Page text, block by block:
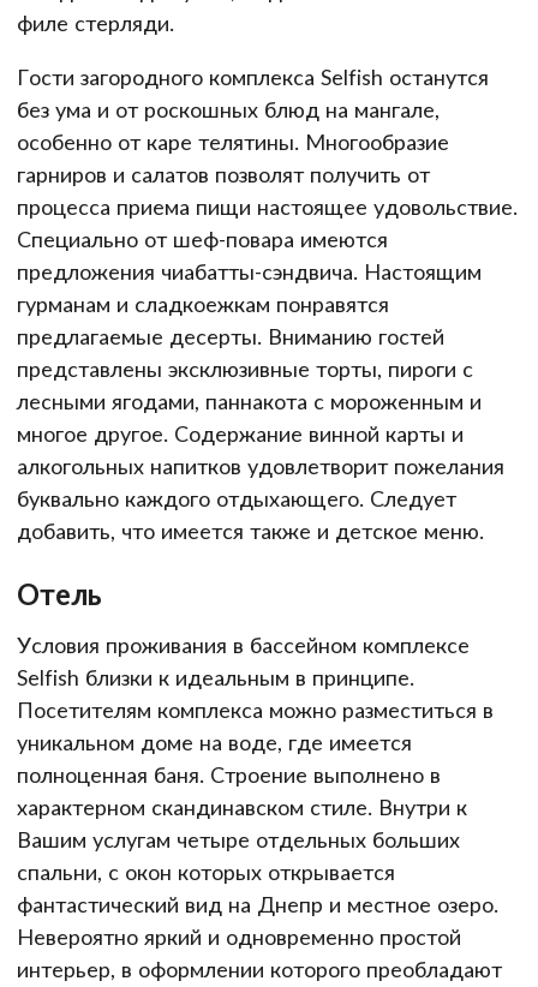
филе стерляди.
Гости загородного комплекса Selfish останутся
без ума и от роскошных блюд на мангале,
особенно от каре телятины. Многообразие
гарниров и салатов позволят получить от
процесса приема пищи настоящее удовольствие.
Специально от шеф-повара имеются
предложения чиабатты-сэндвича. Настоящим
гурманам и сладкоежкам понравятся
предлагаемые десерты. Вниманию гостей
представлены эксклюзивные торты, пироги с
лесными ягодами, паннакота с мороженным и
многое другое. Содержание винной карты и
алкогольных напитков удовлетворит пожелания
буквально каждого отдыхающего. Следует
добавить, что имеется также и детское меню.
Отель
Условия проживания в бассейном комплексе
Selfish близки к идеальным в принципе.
Посетителям комплекса можно разместиться в
уникальном доме на воде, где имеется
полноценная баня. Строение выполнено в
характерном скандинавском стиле. Внутри к
Вашим услугам четыре отдельных больших
спальни, с окон которых открывается
фантастический вид на Днепр и местное озеро.
Невероятно яркий и одновременно простой
интерьер, в оформлении которого преобладают